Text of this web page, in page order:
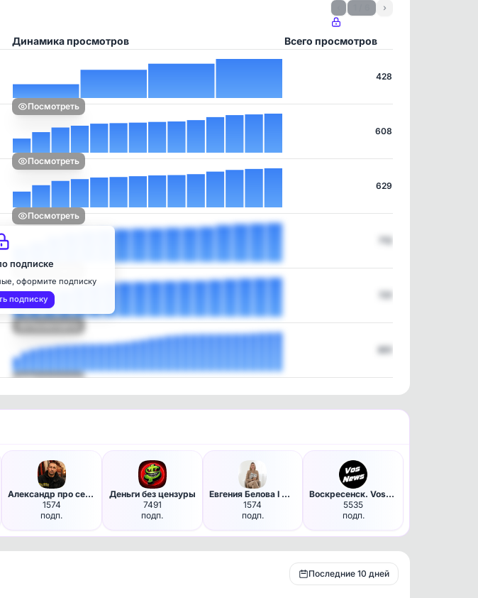
›
Динамика просмотров Всего просмотров
Посмотреть
428
Посмотреть
608
Посмотреть
629
Посмотреть
Посмотреть
Посмотреть
851
подписке
оформите подписку
подписку
Александр про семейные финансы
1574
подп.
Деньги без цензуры
7491
подп.
Евгения Белова I Масштаб в де…
1574
подп.
Воскресенск. VosNews
5535
подп.
Последние 10 дней